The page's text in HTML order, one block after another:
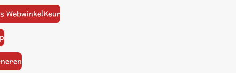
WebwinkelKeur